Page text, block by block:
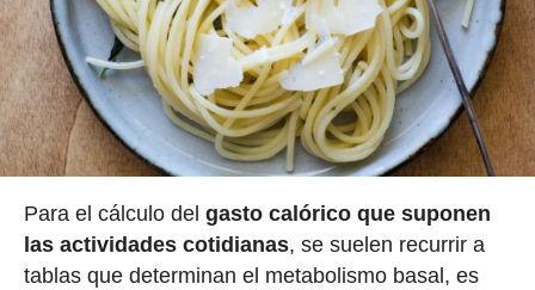
Para el cálculo del gasto calórico que suponen
las actividades cotidianas, se suelen recurrir a
tablas que determinan el metabolismo basal, es